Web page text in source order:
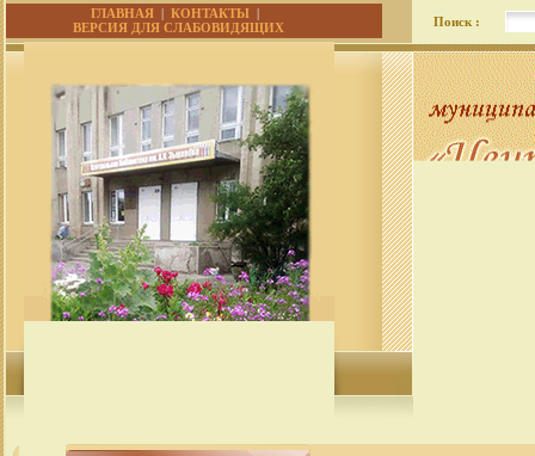
ГЛАВНАЯ |КОНТАКТЫ |
ВЕРСИЯ ДЛЯ СЛАБОВИДЯЩИХ
Поиск :